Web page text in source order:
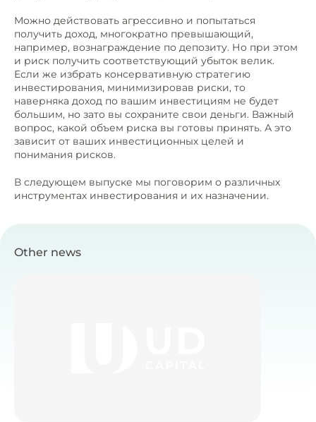
Можно действовать агрессивно и попытаться
получить доход, многократно превышающий,
например, вознаграждение по депозиту. Но при этом
и риск получить соответствующий убыток велик.
Если же избрать консервативную стратегию
инвестирования, минимизировав риски, то
наверняка доход по вашим инвестициям не будет
большим, но зато вы сохраните свои деньги. Важный
вопрос, какой объем риска вы готовы принять. А это
зависит от ваших инвестиционных целей и
понимания рисков.
В следующем выпуске мы поговорим о различных
инструментах инвестирования и их назначении.
Other news